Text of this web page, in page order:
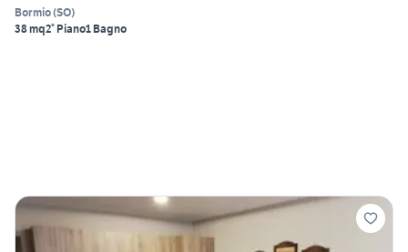
Bormio(SO)
38 mq2° Piano1 Bagno